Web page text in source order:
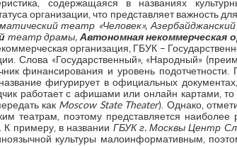
содержащаяся в названиях
организации, что представляет важность
театр «Человек», Азербайджанский
театр драмы, Автономная некоммерческая
организация, ГБУК –
Слова «Государственный», «Народный»
финансирования и уровень
фигурирует в официальных
работает с афишами или онлайн картами,
как Moscow State Theater). Однако,
театрам, поэтому представляется
К примеру, в названии ГБУК г. Москвы Центр
культуры малоинформативным,